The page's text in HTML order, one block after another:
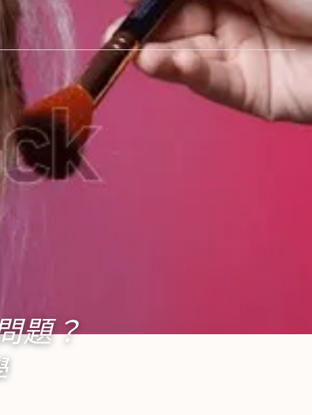
題？